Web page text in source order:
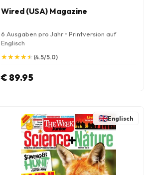
Wired (USA) Magazine
6 Ausgaben pro Jahr • Printversion auf
Englisch
★
★★
★★
★★
★★
★ (4.5/5.0)
€ 89.95
Englisch